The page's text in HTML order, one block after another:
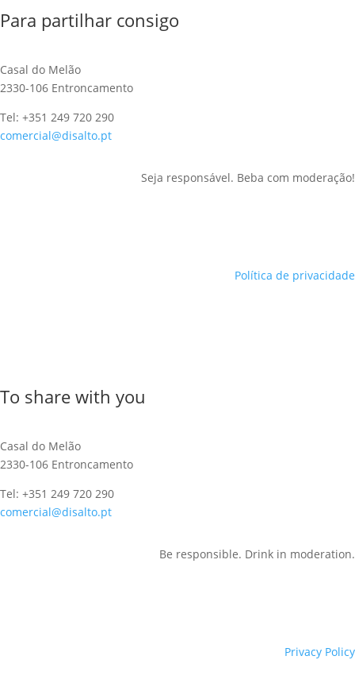
Para partilhar consigo
Casal do Melão
2330-106 Entroncamento
Tel: +351 249 720 290
comercial@disalto.pt
Seja responsável. Beba com moderação!
Política de privacidade
To share with you
Casal do Melão
2330-106 Entroncamento
Tel: +351 249 720 290
comercial@disalto.pt
Be responsible. Drink in moderation.
Privacy Policy